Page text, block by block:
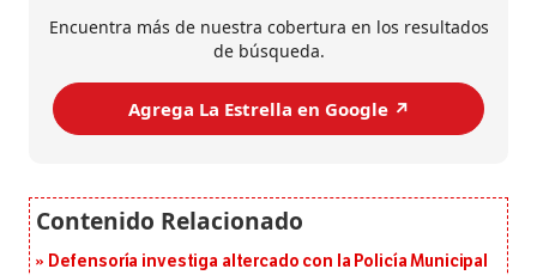
Encuentra más de nuestra cobertura en los resultados
de búsqueda.
Agrega La Estrella en Google ↗️
Defensoría investiga altercado con la Policía Municipal